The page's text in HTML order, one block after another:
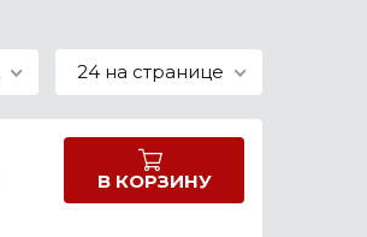
24 на странице
В КОРЗИНУ